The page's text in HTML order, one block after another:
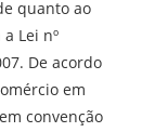
quanto ao
Lei nº
De acordo
em
convenção